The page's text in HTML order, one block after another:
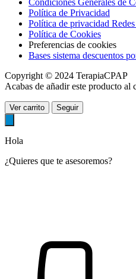
Política de Privacidad
Política de privacidad
Política de Cookies
Preferencias de cookies
Bases sistema descuentos
Copyright © 2024 TerapiaCPAP
Acabas de añadir este producto al
Ver carrito Seguir
Hola
¿Quieres que te asesoremos?